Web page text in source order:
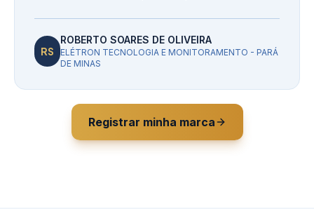
RS
ROBERTO SOARES DE OLIVEIRA
ELÉTRON TECNOLOGIA E MONITORAMENTO - PARÁ
DE MINAS
Registrar minha marca